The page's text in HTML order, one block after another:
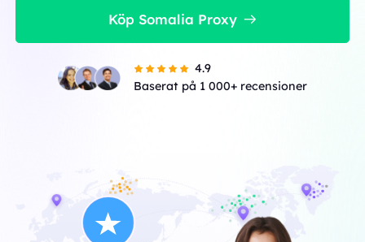
Köp Somalia Proxy
4.9
Baserat på 1 000+ recensioner